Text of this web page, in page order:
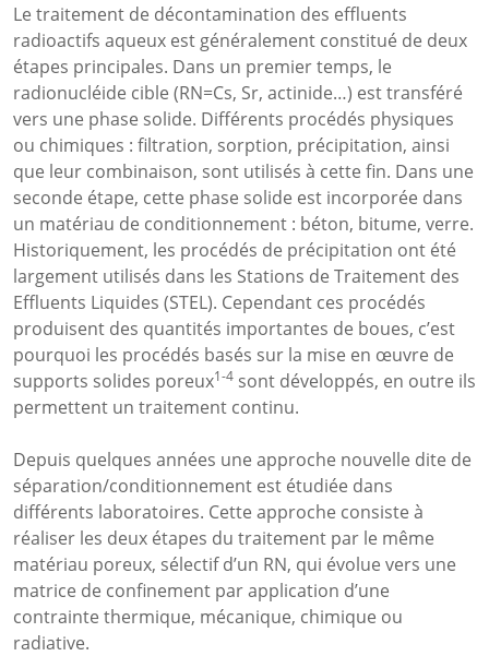
Le traitement de décontamination des effluents
radioactifs aqueux est généralement constitué de deux
étapes principales. Dans un premier temps, le
radionucléide cible (RN=Cs, Sr, actinide…) est transféré
vers une phase solide. Différents procédés physiques
ou chimiques : filtration, sorption, précipitation, ainsi
que leur combinaison, sont utilisés à cette fin. Dans une
seconde étape, cette phase solide est incorporée dans
un matériau de conditionnement : béton, bitume, verre.
Historiquement, les procédés de précipitation ont été
largement utilisés dans les Stations de Traitement des
Effluents Liquides (STEL). Cependant ces procédés
produisent des quantités importantes de boues, c’est
pourquoi les procédés basés sur la mise en œuvre de
supports solides poreux1-4 sont développés, en outre ils
permettent un traitement continu.
Depuis quelques années une approche nouvelle dite de
séparation/conditionnement est étudiée dans
différents laboratoires. Cette approche consiste à
réaliser les deux étapes du traitement par le même
matériau poreux, sélectif d’un RN, qui évolue vers une
matrice de confinement par application d’une
contrainte thermique, mécanique, chimique ou
radiative.